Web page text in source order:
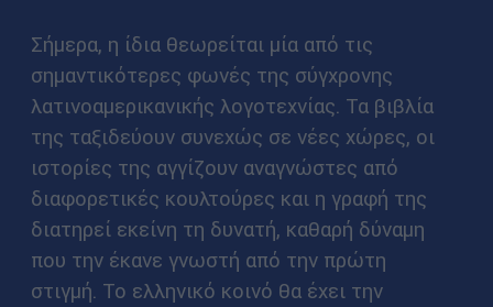
Σήμερα, η ίδια θεωρείται μία από τις
σημαντικότερες φωνές της σύγχρονης
λατινοαμερικανικής λογοτεχνίας. Τα βιβλία
της ταξιδεύουν συνεχώς σε νέες χώρες, οι
ιστορίες της αγγίζουν αναγνώστες από
διαφορετικές κουλτούρες και η γραφή της
διατηρεί εκείνη τη δυνατή, καθαρή δύναμη
που την έκανε γνωστή από την πρώτη
στιγμή. Το ελληνικό κοινό θα έχει την